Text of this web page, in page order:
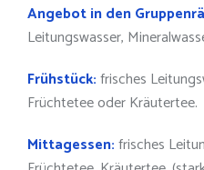
Angebot in den
Leitungswasser,
Frühstück:frisches
Früchtetee oder Kräutertee.
Mittagessen:frisches